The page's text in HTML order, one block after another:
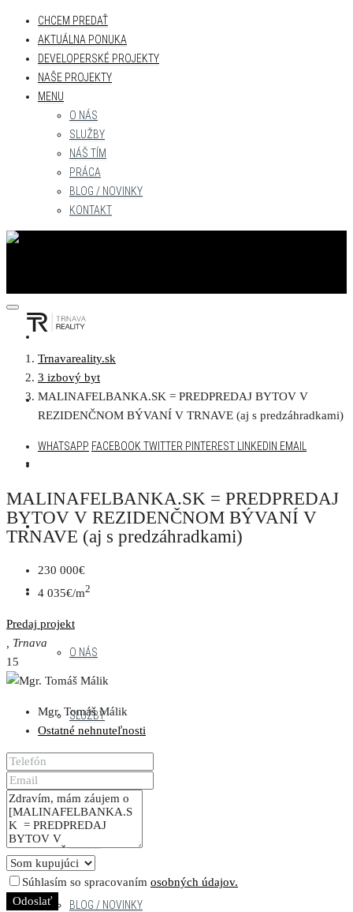
CHCEM PREDAŤ
AKTUÁLNA PONUKA
DEVELOPERSKÉ PROJEKTY
NAŠE PROJEKTY
MENU
O NÁS
SLUŽBY
NÁŠ TÍM
PRÁCA
BLOG / NOVINKY
KONTAKT
AKTUÁLNA PONUKA
NAŠE PROJEKTY
MENU
O NÁS
SLUŽBY
BLOG / NOVINKY
Trnavareality.sk
3 izbový byt
MALINAFELBANKA.SK = PREDPREDAJ BYTOV V
REZIDENČNOM BÝVANÍ V TRNAVE (aj s predzáhradkami)
WHATSAPP FACEBOOK TWITTER PINTEREST LINKEDIN EMAIL
MALINAFELBANKA.SK = PREDPREDAJ
BYTOV V REZIDENČNOM BÝVANÍ V
TRNAVE (aj s predzáhradkami)
230 000€
4 035€/m2
Predaj projekt
, Trnava
15
Mgr. Tomáš Málik
Ostatné nehnuteľnosti
Súhlasím so spracovaním osobných údajov.
Odoslať